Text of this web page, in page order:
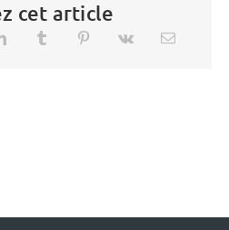
cet article